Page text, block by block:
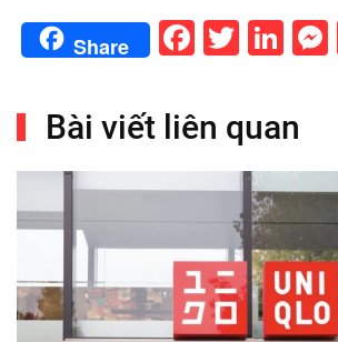
Share
Bài viết liên quan